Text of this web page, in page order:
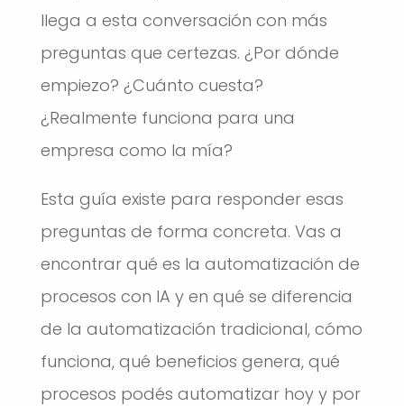
llega a esta conversación con más
preguntas que certezas. ¿Por dónde
empiezo? ¿Cuánto cuesta?
¿Realmente funciona para una
empresa como la mía?
Esta guía existe para responder esas
preguntas de forma concreta. Vas a
encontrar qué es la automatización de
procesos con IA y en qué se diferencia
de la automatización tradicional, cómo
funciona, qué beneficios genera, qué
procesos podés automatizar hoy y por